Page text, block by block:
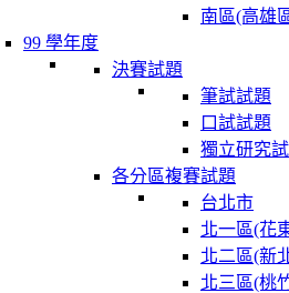
南區(高雄
99 學年度
決賽試題
筆試試題
口試試題
獨立研究
各分區複賽試題
台北市
北一區(花
北二區(新
北三區(桃